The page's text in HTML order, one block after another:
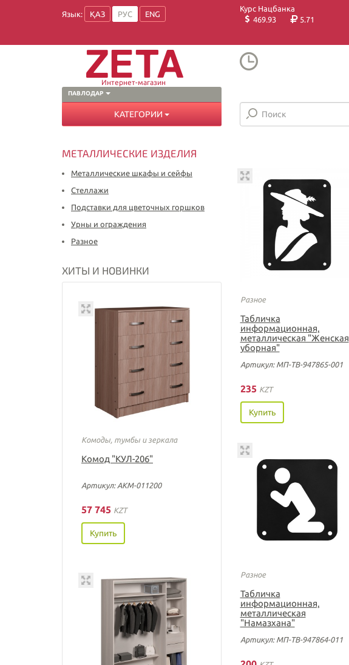
Язык: ҚАЗ РУС ENG
Курс Нацбанка
469.93
5.71
ПАВЛОДАР
Интернет-магазин
КАТЕГОРИИ
МЕТАЛЛИЧЕСКИЕ ИЗДЕЛИЯ
Металлические шкафы и сейфы
Стеллажи
Подставки для цветочных горшков
Урны и ограждения
Разное
ХИТЫ И НОВИНКИ
Комоды, тумбы и зеркала
Комод "КУЛ-206"
Артикул: АКМ-011200
57 745 KZT
Купить
Разное
Табличка
информационная,
металлическая "Женская
уборная"
Артикул: МП-ТВ-947865-001
235 KZT
Купить
Разное
Табличка
информационная,
металлическая
"Намазхана"
Артикул: МП-ТВ-947864-011